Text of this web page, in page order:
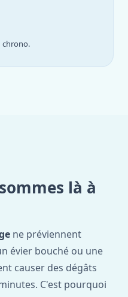
chrono.
là à
ne préviennent
évier bouché ou une
causer des dégâts
C'est pourquoi